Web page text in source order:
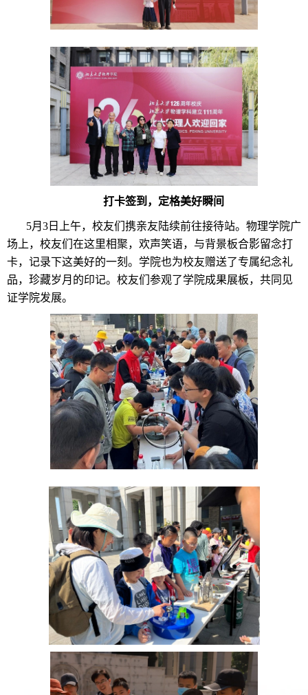
打卡签到，定格美好瞬间
5月3日上午，校友们携亲友陆续前往接待站。物理学院广
场上，校友们在这里相聚，欢声笑语，与背景板合影留念打
卡，记录下这美好的一刻。学院也为校友赠送了专属纪念礼
品，珍藏岁月的印记。校友们参观了学院成果展板，共同见
证学院发展。